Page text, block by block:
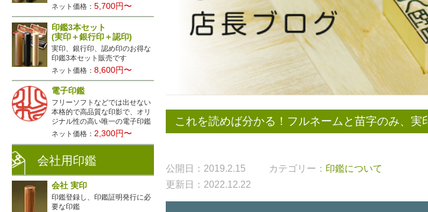
これを読めば分かる！フルネームと苗字のみ、実
公開日：2019.2.15 カテゴリー： 印鑑について
更新日：2022.12.22
ネット価格：5,700円〜
印鑑3本セット
(実印＋銀行印＋認印)
実印、銀行印、認め印のお得な
印鑑3本セット販売です
ネット価格：8,600円〜
電子印鑑
フリーソフトなどでは出せない
本格的で高品質な印影で、オリ
ジナル性の高い唯一の電子印鑑
ネット価格：2,300円〜
会社用印鑑
会社 実印
印鑑登録し、印鑑証明発行に必
要な印鑑